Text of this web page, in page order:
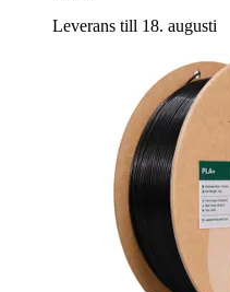
Leverans till 18. augusti